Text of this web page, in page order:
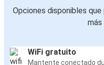
Opciones disponibles
más
WiFi gratuito
Mantente conectado